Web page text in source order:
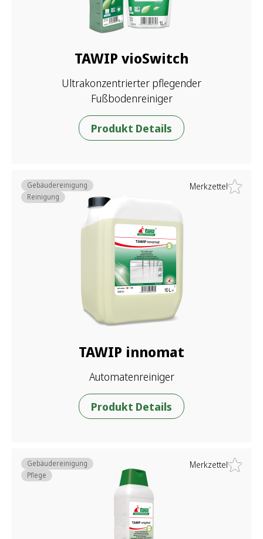
TAWIP vioSwitch
Ultrakonzentrierter pflegender
Fußbodenreiniger
Produkt Details
Merkzettel
TAWIP innomat
Automatenreiniger
Gebäudereinigung
Reinigung
Produkt Details
Merkzettel
Gebäudereinigung
Pflege